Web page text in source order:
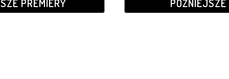
PREMIERY PÓŹNIEJSZE